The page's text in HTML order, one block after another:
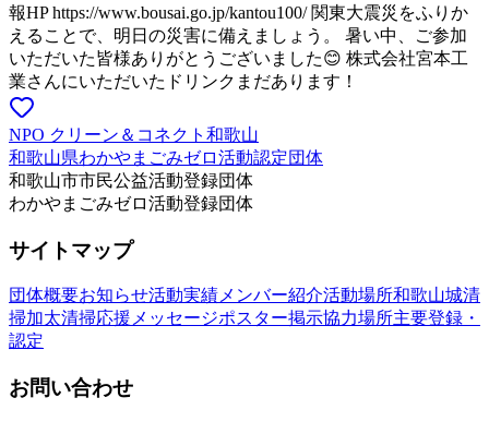
報HP https://www.bousai.go.jp/kantou100/ 関東大震災をふりか
えることで、明日の災害に備えましょう。 暑い中、ご参加
いただいた皆様ありがとうございました😊 株式会社宮本工
業さんにいただいたドリンクまだあります！
NPO クリーン＆コネクト和歌山
和歌山県わかやまごみゼロ活動認定団体
和歌山市市民公益活動登録団体
わかやまごみゼロ活動登録団体
サイトマップ
団体概要お知らせ活動実績 メンバー紹介活動場所和歌山城清
掃加太清掃応援メッセージポスター掲示協力場所主要登録・
認定
お問い合わせ